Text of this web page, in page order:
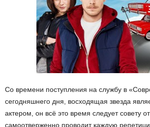
Со времени поступления на службу в
сегодняшнего дня, восходящая звезда
актером, он всё это время следует совету
самоотверженно проводит каждую